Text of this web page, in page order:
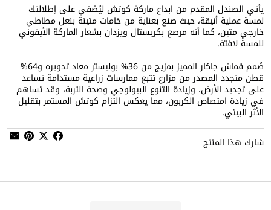
يأتي الصندل المقدم من ابداع ماركة كوتش ليُضفي على إطلالتك
لمسة عملية أنيقة، حيث صنع بعناية من خامات متينة بنعل مطاطي
خارجي متين، كما أنه مرصع بكريستال ويزدان بشعار الماركة الأيقوني
للمسة لافتة.
صُمم قماش جاكار المميز بمزيج من 36% بوليستر معاد تدويره و64%
قطن متجدد المصدر من مزارع تتبع ممارسات زراعية مستدامة تساعد
على تجديد الأرض، وزيادة التنوع البيولوجي وصحة التربة، وقد تساهم
في زيادة امتصاص الكربون، مما يعكس التزام كوتش المستمر بتقليل
الأثر البيئي.
شارك هذا المنتج